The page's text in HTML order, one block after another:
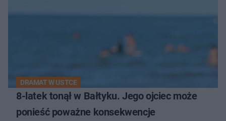
DRAMAT W USTCE
8-latek tonął w Bałtyku. Jego ojciec może
ponieść poważne konsekwencje